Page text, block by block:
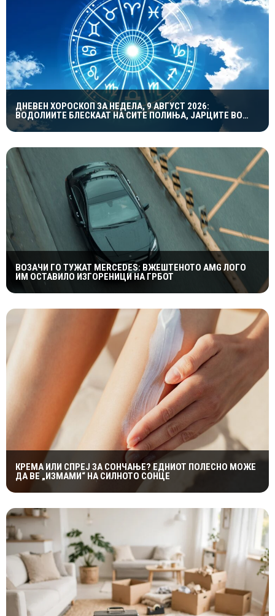
ДНЕВЕН ХОРОСКОП ЗА НЕДЕЛА, 9 АВГУСТ 2026:
ВОДОЛИИТЕ БЛЕСКААТ НА СИТЕ ПОЛИЊА, ЈАРЦИТЕ ВО
ЉУБОВТА, А БЛИЗНАЦИТЕ ВО КАРИЕРАТА
ВОЗАЧИ ГО ТУЖАТ MERCEDES: ВЖЕШТЕНОТО AMG ЛОГО
ИМ ОСТАВИЛО ИЗГОРЕНИЦИ НА ГРБОТ
КРЕМА ИЛИ СПРЕЈ ЗА СОНЧАЊЕ? ЕДНИОТ ПОЛЕСНО МОЖЕ
ДА ВЕ „ИЗМАМИ“ НА СИЛНОТО СОНЦЕ